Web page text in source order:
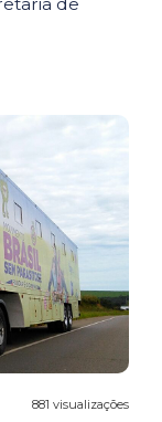
881 visualizações